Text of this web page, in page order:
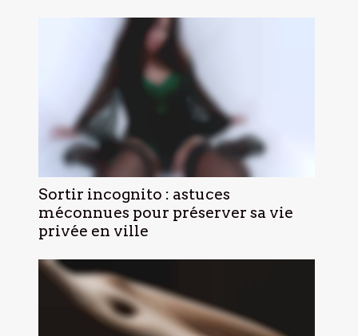
Sortir incognito : astuces
méconnues pour préserver sa vie
privée en ville